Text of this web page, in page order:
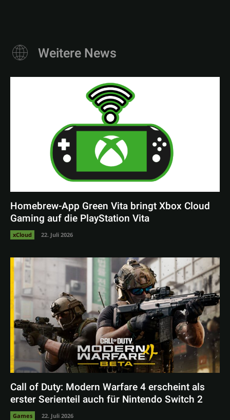
Weitere News
Homebrew-App Green Vita bringt Xbox Cloud
Gaming auf die PlayStation Vita
xCloud 22. Juli 2026
Call of Duty: Modern Warfare 4 erscheint als
erster Serienteil auch für Nintendo Switch 2
Games 22. Juli 2026